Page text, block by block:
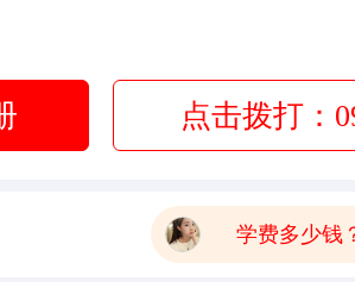
烹饪全能班 高中毕业
点击拨打：
可以去大型酒店或者面包房
有木有已经毕业的学生，